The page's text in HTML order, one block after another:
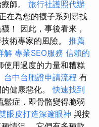
師。 旅行社護照代辦
在為您的襪子系列尋找
！ 因此，事後看來，
術專家的風險。 推薦
解 專業SEO服務 信賴的
使用過度的力量和糟糕
台中台胞證申請流程 有
的健康惡化。快速找到
鬆症，即骨骼變得脆弱
眼皮打造深邃眼神 與按